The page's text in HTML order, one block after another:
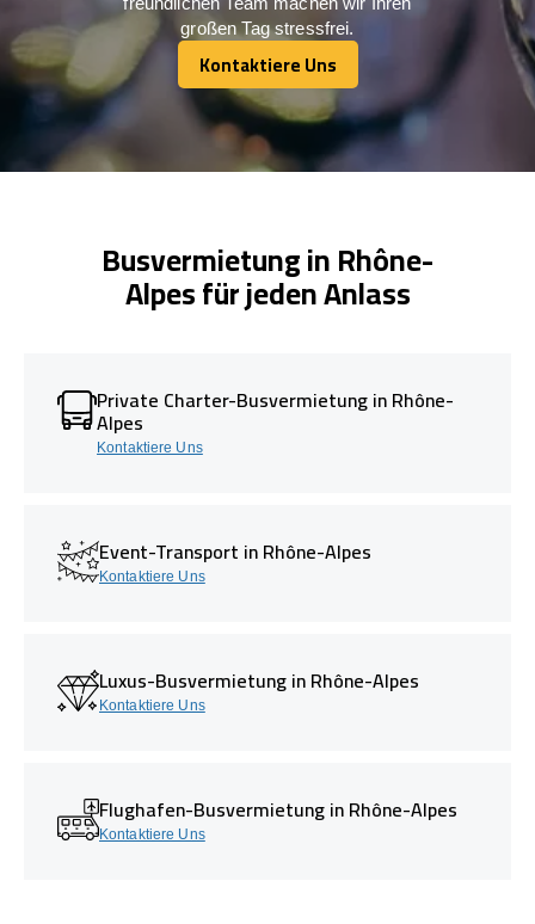
großen Tag stressfrei.
Kontaktiere Uns
Kontaktiere Uns
Busvermietung in Rhône-
Alpes für jeden Anlass
Private Charter-Busvermietung in Rhône-
Alpes
Kontaktiere Uns
Event-Transport in Rhône-Alpes
Kontaktiere Uns
Luxus-Busvermietung in Rhône-Alpes
Kontaktiere Uns
Flughafen-Busvermietung in Rhône-Alpes
Kontaktiere Uns